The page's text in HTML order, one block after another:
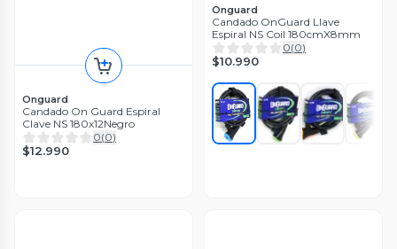
Onguard
Candado On Guard Espiral
Clave NS 180x12Negro
0(0)
$12.990
Onguard
Candado OnGuard Llave
Espiral NS Coil 180cmX8mm
0(0)
$10.990